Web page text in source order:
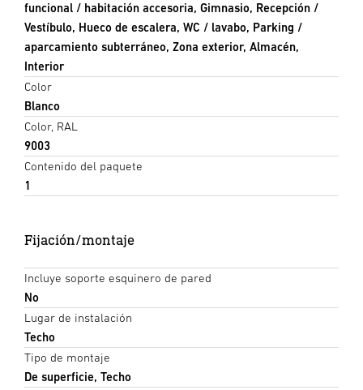
funcional / habitación accesoria, Gimnasio, Recepción /
Vestíbulo, Hueco de escalera, WC / lavabo, Parking /
aparcamiento subterráneo, Zona exterior, Almacén,
Interior
Color
Blanco
Color, RAL
9003
Contenido del paquete
1
Fijación/montaje
Incluye soporte esquinero de pared
No
Lugar de instalación
Techo
Tipo de montaje
De superficie, Techo